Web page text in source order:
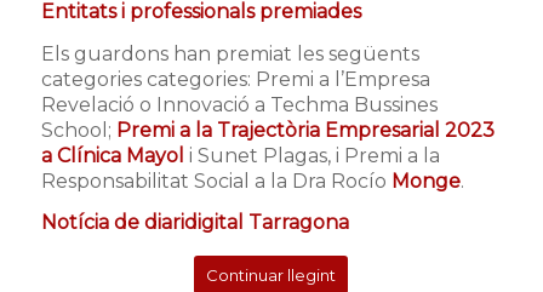
Entitats i professionals premiades
Els guardons han premiat les següents
categories categories: Premi a l’Empresa
Revelació o Innovació a Techma Bussines
School; Premi a la Trajectòria Empresarial 2023
a Clínica Mayol i Sunet Plagas, i Premi a la
Responsabilitat Social a la Dra Rocío Monge.
Notícia de diaridigital Tarragona
Continuar llegint